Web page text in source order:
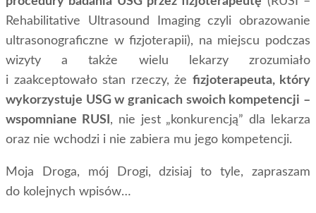
Rehabilitative Ultrasound Imaging czyli obrazowanie
ultrasonograficzne w fizjoterapii), na miejscu podczas
wizyty a także wielu lekarzy zrozumiało
i zaakceptowało stan rzeczy, że fizjoterapeuta, który
wykorzystuje USG w granicach swoich kompetencji –
wspomniane RUSI , nie jest „konkurencją” dla lekarza
oraz nie wchodzi i nie zabiera mu jego kompetencji.
Moja Droga, mój Drogi, dzisiaj to tyle, zapraszam
do kolejnych wpisów…